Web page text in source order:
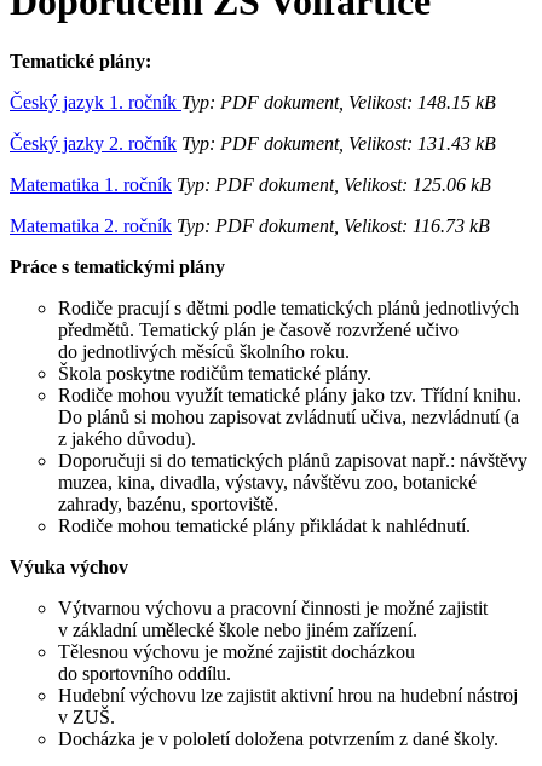
Tematické plány:
Český jazyk 1. ročník Typ: PDF dokument, Velikost: 148.15 kB
Český jazky 2. ročník Typ: PDF dokument, Velikost: 131.43 kB
Matematika 1. ročník Typ: PDF dokument, Velikost: 125.06 kB
Matematika 2. ročník Typ: PDF dokument, Velikost: 116.73 kB
Práce s tematickými plány
Rodiče pracují s dětmi podle tematických plánů jednotlivých
předmětů. Tematický plán je časově rozvržené učivo
do jednotlivých měsíců školního roku.
Škola poskytne rodičům tematické plány.
Rodiče mohou využít tematické plány jako tzv. Třídní knihu.
Do plánů si mohou zapisovat zvládnutí učiva, nezvládnutí (a
z jakého důvodu).
Doporučuji si do tematických plánů zapisovat např.: návštěvy
muzea, kina, divadla, výstavy, návštěvu zoo, botanické
zahrady, bazénu, sportoviště.
Rodiče mohou tematické plány přikládat k nahlédnutí.
Výuka výchov
Výtvarnou výchovu a pracovní činnosti je možné zajistit
v základní umělecké škole nebo jiném zařízení.
Tělesnou výchovu je možné zajistit docházkou
do sportovního oddílu.
Hudební výchovu lze zajistit aktivní hrou na hudební nástroj
v ZUŠ.
Docházka je v pololetí doložena potvrzením z dané školy.